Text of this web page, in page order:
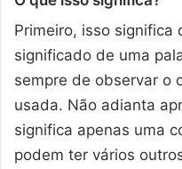
Primeiro, isso significa
significado de uma
sempre de observar o
usada. Não adianta
significa apenas uma
podem ter vários